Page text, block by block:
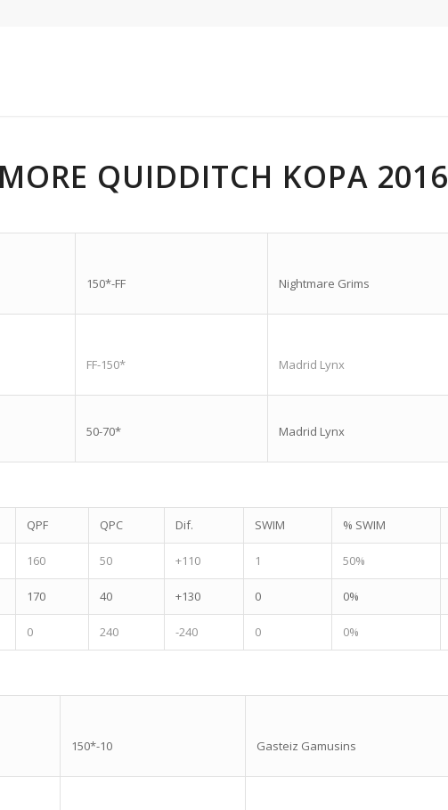
QUIDDITCH KOPA 2016
150*-FF Nightmare Grims
FF-150* Madrid Lynx
50-70* Madrid Lynx
QPF QPC Dif. SWIM % SWIM
160 50 +110 1 50%
170 40 +130 0 0%
0 240 -240 0 0%
150*-10 Gasteiz Gamusins